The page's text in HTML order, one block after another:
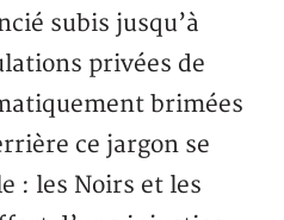
subis jusqu’à
privées de
brimées
ce jargon se
: les Noirs et les